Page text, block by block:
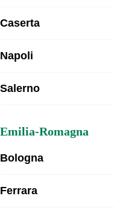
Caserta
Napoli
Salerno
Emilia-Romagna
Bologna
Ferrara